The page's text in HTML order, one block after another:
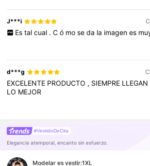
J***i
Es tal cual . C ó mo se da la imagen es
d***g
EXCELENTE PRODUCTO , SIEMPRE LLEGAN
LO MEJOR
#VestidoDeCita
Elegancia atemporal, encanto sin esfuerzo.
Modelar es vestir:1XL